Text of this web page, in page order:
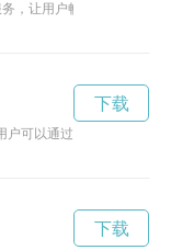
，让用户畅享网络世界，
户可以通过扫描二维码快
下载
下载